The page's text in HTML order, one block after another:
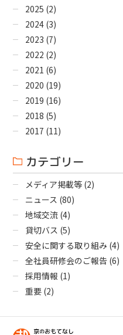
2025 (2)
2024 (3)
2023 (7)
2022 (2)
2021 (6)
2020 (19)
2019 (16)
2018 (5)
2017 (11)
カテゴリー
メディア掲載等 (2)
ニュース (80)
地域交流 (4)
貸切バス (5)
安全に関する取り組み (4)
全社員研修会のご報告 (6)
採用情報 (1)
重要 (2)